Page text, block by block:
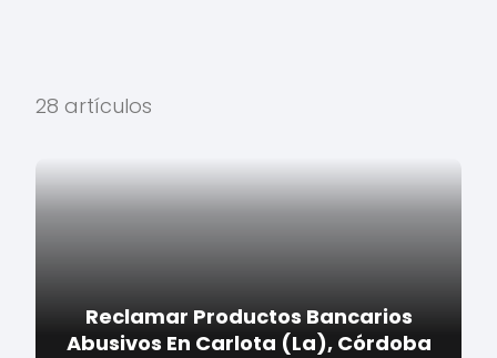
28 artículos
Reclamar Productos Bancarios
Abusivos En Carlota (La), Córdoba